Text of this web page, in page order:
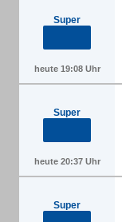
Super
heute 19:08 Uhr
Super
heute 20:37 Uhr
Super